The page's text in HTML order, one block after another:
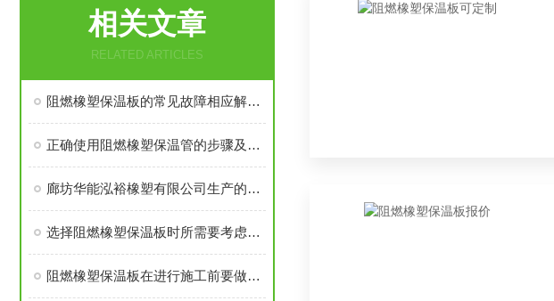
相关文章
RELATED ARTICLES
阻燃橡塑保温板的常见故障相应解决方法分享
正确使用阻燃橡塑保温管的步骤及注意事项分享
廊坊华能泓裕橡塑有限公司生产的圣裕德B1级橡塑保温棉为什么如此受欢迎？
选择阻燃橡塑保温板时所需要考虑的关键要点介绍
阻燃橡塑保温板在进行施工前要做好这些准备工作